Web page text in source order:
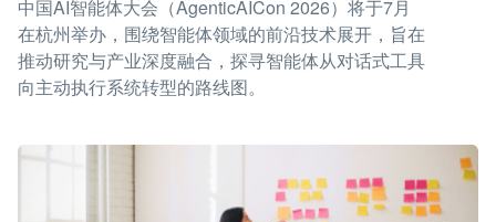
中国AI智能体大会（AgenticAICon 2026）将于7月
在杭州举办，围绕智能体领域的前沿技术展开，旨在
推动研究与产业深度融合，探寻智能体从对话式工具
向主动执行系统转型的路线图。